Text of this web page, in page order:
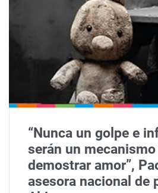
“Nunca un golpe e
serán un
demostrar amor”,
asesora nacional de